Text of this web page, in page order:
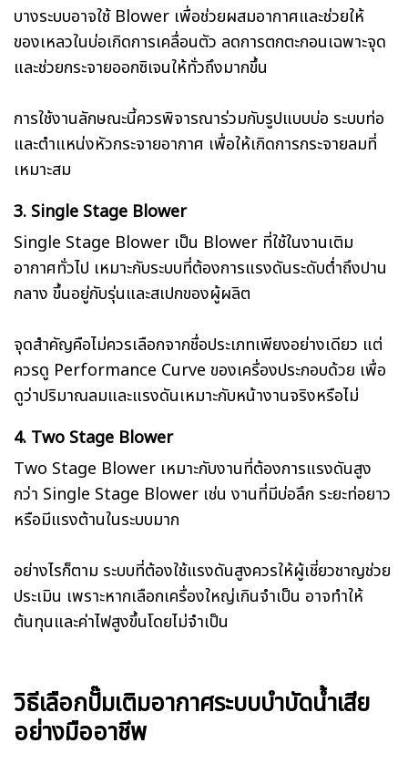
บางระบบอาจใช้ Blower เพื่อช่วยผสมอากาศและช่วยให้
ของเหลวในบ่อเกิดการเคลื่อนตัว ลดการตกตะกอนเฉพาะจุด
และช่วยกระจายออกซิเจนให้ทั่วถึงมากขึ้น
การใช้งานลักษณะนี้ควรพิจารณาร่วมกับรูปแบบบ่อ ระบบท่อ
และตำแหน่งหัวกระจายอากาศ เพื่อให้เกิดการกระจายลมที่
เหมาะสม
3. Single Stage Blower
Single Stage Blower เป็น Blower ที่ใช้ในงานเติม
อากาศทั่วไป เหมาะกับระบบที่ต้องการแรงดันระดับต่ำถึงปาน
กลาง ขึ้นอยู่กับรุ่นและสเปกของผู้ผลิต
จุดสำคัญคือไม่ควรเลือกจากชื่อประเภทเพียงอย่างเดียว แต่
ควรดู Performance Curve ของเครื่องประกอบด้วย เพื่อ
ดูว่าปริมาณลมและแรงดันเหมาะกับหน้างานจริงหรือไม่
4. Two Stage Blower
Two Stage Blower เหมาะกับงานที่ต้องการแรงดันสูง
กว่า Single Stage Blower เช่น งานที่มีบ่อลึก ระยะท่อยาว
หรือมีแรงต้านในระบบมาก
อย่างไรก็ตาม ระบบที่ต้องใช้แรงดันสูงควรให้ผู้เชี่ยวชาญช่วย
ประเมิน เพราะหากเลือกเครื่องใหญ่เกินจำเป็น อาจทำให้
ต้นทุนและค่าไฟสูงขึ้นโดยไม่จำเป็น
วิธีเลือกปั๊มเติมอากาศระบบบำบัดน้ำเสีย
อย่างมืออาชีพ